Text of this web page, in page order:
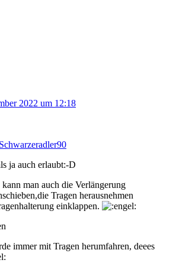
2022 um 12:18
ja auch erlaubt:-D
man auch die Verlängerung
Tragen herausnehmen
einklappen.
immer mit Tragen herumfahren, deees